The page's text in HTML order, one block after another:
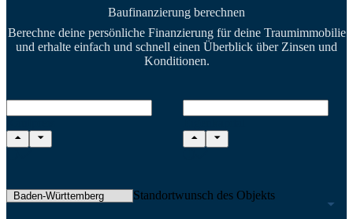
Baufinanzierung berechnen
Berechne deine persönliche Finanzierung für deine Traumimmobilie
und erhalte einfach und schnell einen Überblick über Zinsen und
Konditionen.
Standortwunsch des Objekts